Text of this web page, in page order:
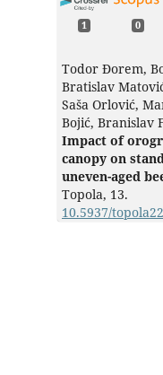
1 0
Todor Đorem,
Bratislav
Saša Orlović,
Bojić, Branislav
Impact of
canopy on
uneven-aged
Topola, 13.
10.5937/